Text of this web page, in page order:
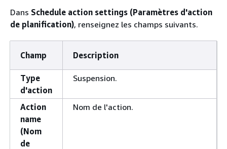
Dans Schedule action settings (Paramètres d'action
de planification), renseignez les champs suivants.
Champ Description
Type
d'action
Suspension.
Action
name
(Nom
de
Nom de l'action.